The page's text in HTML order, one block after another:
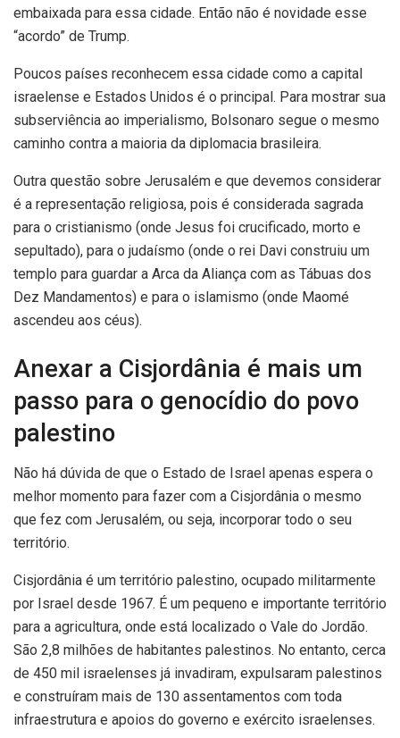
embaixada para essa cidade. Então não é novidade esse
“acordo” de Trump.
Poucos países reconhecem essa cidade como a capital
israelense e Estados Unidos é o principal. Para mostrar sua
subserviência ao imperialismo, Bolsonaro segue o mesmo
caminho contra a maioria da diplomacia brasileira.
Outra questão sobre Jerusalém e que devemos considerar
é a representação religiosa, pois é considerada sagrada
para o cristianismo (onde Jesus foi crucificado, morto e
sepultado), para o judaísmo (onde o rei Davi construiu um
templo para guardar a Arca da Aliança com as Tábuas dos
Dez Mandamentos) e para o islamismo (onde Maomé
ascendeu aos céus).
Anexar a Cisjordânia é mais um
passo para o genocídio do povo
palestino
Não há dúvida de que o Estado de Israel apenas espera o
melhor momento para fazer com a Cisjordânia o mesmo
que fez com Jerusalém, ou seja, incorporar todo o seu
território.
Cisjordânia é um território palestino, ocupado militarmente
por Israel desde 1967. É um pequeno e importante território
para a agricultura, onde está localizado o Vale do Jordão.
São 2,8 milhões de habitantes palestinos. No entanto, cerca
de 450 mil israelenses já invadiram, expulsaram palestinos
e construíram mais de 130 assentamentos com toda
infraestrutura e apoios do governo e exército israelenses.